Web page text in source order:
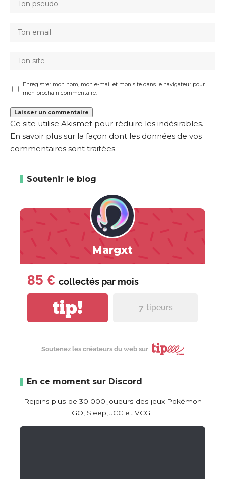
Enregistrer mon nom, mon e-mail et mon site dans le navigateur pour
mon prochain commentaire.
Ce site utilise Akismet pour réduire les indésirables.
En savoir plus sur la façon dont les données de vos
commentaires sont traitées.
Soutenir le blog
Margxt
85 € collectés par mois
tip! 7 tipeurs
Soutenez les créateurs du web sur
En ce moment sur Discord
Rejoins plus de 30 000 joueurs des jeux Pokémon
GO, Sleep, JCC et VCG !